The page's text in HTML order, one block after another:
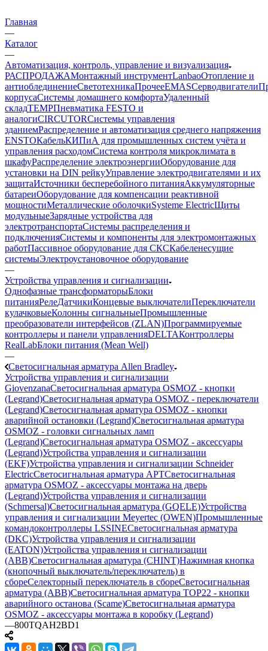
Главная
—
Каталог
—
Автоматизация, контроль, управление и визуализация
РАСПРОДАЖАМонтажный инструментLanbaoОтопление и
антиоблединениеСветотехникаПрочееEMASCерводвигатели
корпусаСистемы домашнего комфортаУдаленный
складTEMPПневматика FESTO и
аналогиCIRCUTORСистемы управления
зданиемРаспределение и автоматизация среднего напряжения
ENSTOКабельКИПиА для промышленных систем учёта и
управления расходомСистема контроля микроклимата в
шкафуРаспределение электроэнергииОборудование для
установки на DIN рейкуУправление электродвигателями и их
защитаИсточники бесперебойного питанияАккумуляторные
батареиОборудование для компенсации реактивной
мощностиМеталлические оболочкиSysteme ElectricЩиты
модульныеЗарядные устройства для
электротранспортаСистемы распределения и
подключенияСистемы и компоненты для электромонтажных
работПассивное оборудование для СКСКабеленесущие
системыЭлектроустановочное оборудование
—
Устройства управления и сигнализации
Однофазные трансформаторыБлоки
питанияРелеДатчикиКонцевые выключателиПереключатели
кулачковыеКолонны сигнальныеПромышленные
преобразователи интерфейсов (ZLAN)Программируемые
контроллеры и панели управленияDELTAКонтроллеры
RealLabБлоки питания (Mean Well)
—
Светосигнальная арматура Allen Bradley
Устройства управления и сигнализации
GiovenzanaСветосигнальная арматура OSMOZ - кнопки
(Legrand)Светосигнальная арматура OSMOZ - переключатели
(Legrand)Светосигнальная арматура OSMOZ - кнопки
аварийной остановки (Legrand)Светосигнальная арматура
OSMOZ - головки сигнальных ламп
(Legrand)Светосигнальная арматура OSMOZ - аксессуары
(Legrand)Устройства управления и сигнализации
(EKF)Устройства управления и сигнализации Schneider
ElectricСветосигнальная арматура APTСветосигнальная
арматура OSMOZ - аксессуары монтажа на дверь
(Legrand)Устройства управления и сигнализации
(Schmersal)Светосигнальная арматура (GQELE)Устройства
управления и сигнализации Meyertec (OWEN)Промышленные
командоконтроллеры LSSINEСветосигнальная арматура
(DKC)Устройства управления и сигнализации
(EATON)Устройства управления и сигнализации
(ABB)Светосигнальная арматура (CHINT)Нажимная кнопка
(кнопочный выключатель/переключатель) в
сбореСелекторный переключатель в сбореСветосигнальная
арматура (ABB)Светосигнальная арматура TOP22 - кнопки
аварийного останова (Scame)Светосигнальная арматура
OSMOZ - аксессуары монтажа в коробку (Legrand)
—800TQAH2BD1